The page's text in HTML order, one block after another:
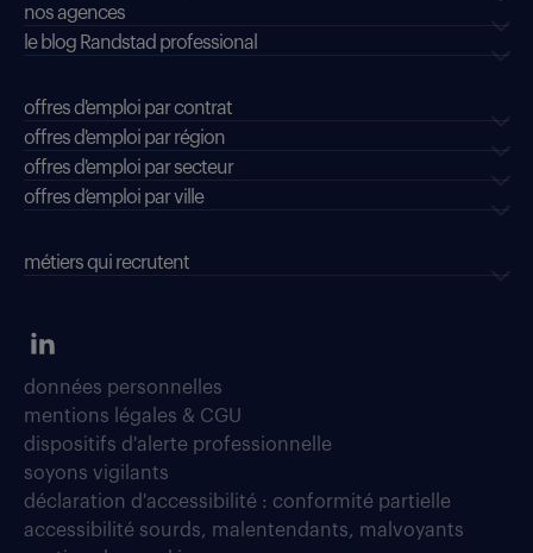
nos agences
le blog Randstad professional
offres d'emploi par contrat
offres d'emploi par région
offres d'emploi par secteur
offres d’emploi par ville
métiers qui recrutent
données personnelles
mentions légales & CGU
dispositifs d'alerte professionnelle
soyons vigilants
déclaration d'accessibilité : conformité partielle
accessibilité sourds, malentendants, malvoyants